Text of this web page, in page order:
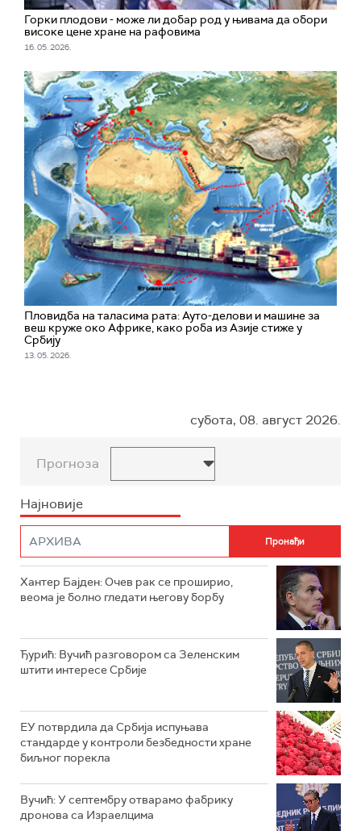
Горки плодови - може ли добар род у њивама да обори
високе цене хране на рафовима
16. 05. 2026.
Пловидба на таласима рата: Ауто-делови и машине за
веш круже око Африке, како роба из Азије стиже у
Србију
13. 05. 2026.
субота, 08. август 2026.
Прогноза
Најновије
Хантер Бајден: Очев рак се проширио,
веома је болно гледати његову борбу
Ђурић: Вучић разговором са Зеленским
штити интересе Србије
ЕУ потврдила да Србија испуњава
стандарде у контроли безбедности хране
биљног порекла
Вучић: У септембру отварамо фабрику
дронова са Израелцима